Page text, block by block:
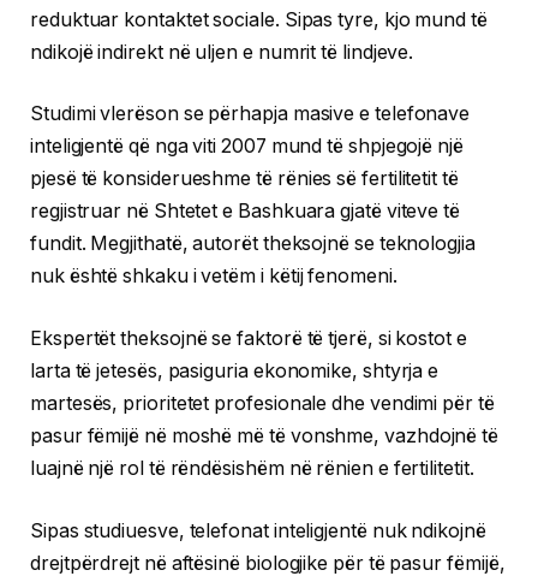
reduktuar kontaktet sociale. Sipas tyre, kjo mund të
ndikojë indirekt në uljen e numrit të lindjeve.
Studimi vlerëson se përhapja masive e telefonave
inteligjentë që nga viti 2007 mund të shpjegojë një
pjesë të konsiderueshme të rënies së fertilitetit të
regjistruar në Shtetet e Bashkuara gjatë viteve të
fundit. Megjithatë, autorët theksojnë se teknologjia
nuk është shkaku i vetëm i këtij fenomeni.
Ekspertët theksojnë se faktorë të tjerë, si kostot e
larta të jetesës, pasiguria ekonomike, shtyrja e
martesës, prioritetet profesionale dhe vendimi për të
pasur fëmijë në moshë më të vonshme, vazhdojnë të
luajnë një rol të rëndësishëm në rënien e fertilitetit.
Sipas studiuesve, telefonat inteligjentë nuk ndikojnë
drejtpërdrejt në aftësinë biologjike për të pasur fëmijë,